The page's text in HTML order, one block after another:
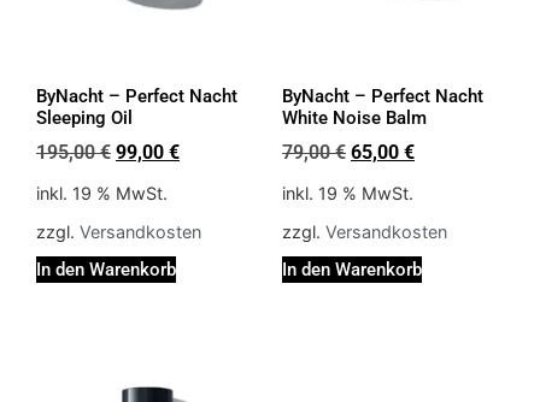
ByNacht – Perfect Nacht
Sleeping Oil
195,00€ 99,00 €
inkl. 19 % MwSt.
zzgl. Versandkosten
In den Warenkorb
ByNacht – Perfect Nacht
White Noise Balm
79,00€ 65,00 €
inkl. 19 % MwSt.
zzgl. Versandkosten
In den Warenkorb